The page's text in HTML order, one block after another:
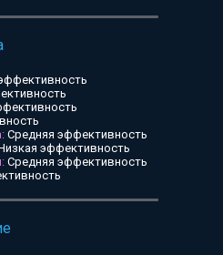
Средняя эффективность
эффективность
Средняя эффективность